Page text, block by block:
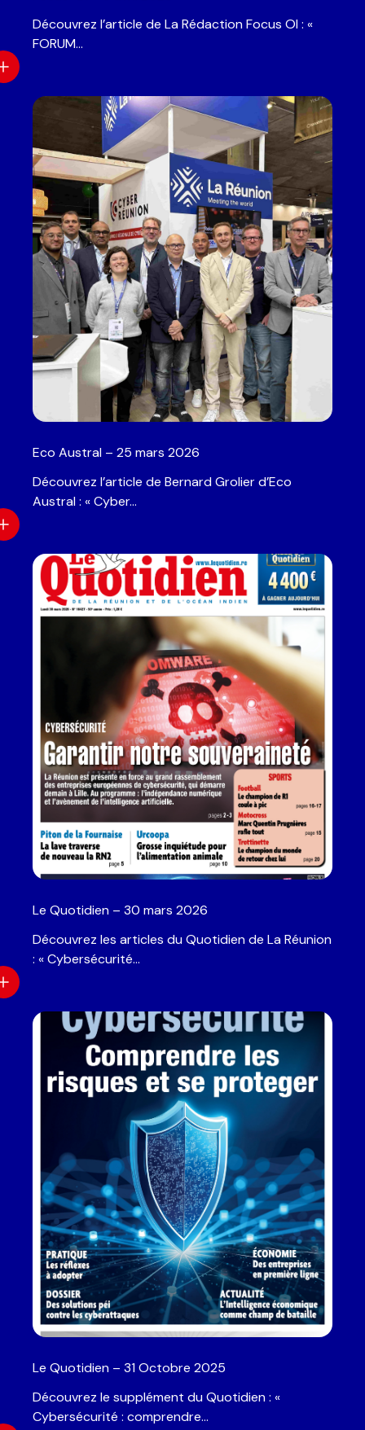
Découvrez l’article de La Rédaction Focus OI : «
FORUM…
Eco Austral – 25 mars 2026
Découvrez l’article de Bernard Grolier d’Eco
Austral : « Cyber…
Le Quotidien – 30 mars 2026
Découvrez les articles du Quotidien de La Réunion
: « Cybersécurité…
Le Quotidien – 31 Octobre 2025
Découvrez le supplément du Quotidien : «
Cybersécurité : comprendre…